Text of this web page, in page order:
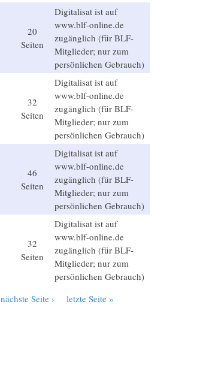
20
Seiten
Digitalisat ist auf
www.blf-online.de
zugänglich (für BLF-
Mitglieder; nur zum
persönlichen Gebrauch)
32
Seiten
Digitalisat ist auf
www.blf-online.de
zugänglich (für BLF-
Mitglieder; nur zum
persönlichen Gebrauch)
46
Seiten
Digitalisat ist auf
www.blf-online.de
zugänglich (für BLF-
Mitglieder; nur zum
persönlichen Gebrauch)
32
Seiten
Digitalisat ist auf
www.blf-online.de
zugänglich (für BLF-
Mitglieder; nur zum
persönlichen Gebrauch)
nächste Seite ›
letzte Seite »